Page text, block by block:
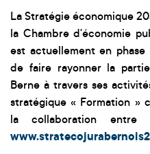
La Stratégie économique
la Chambre d'économie
est actuellement en
de faire rayonner la
Berne à travers ses
stratégique « Formation »
la collaboration